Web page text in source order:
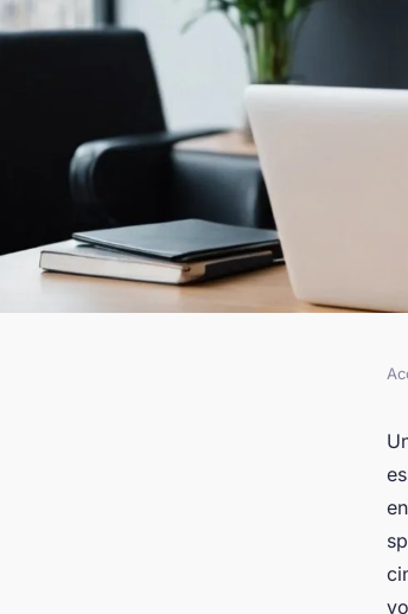
Top 5
pour les